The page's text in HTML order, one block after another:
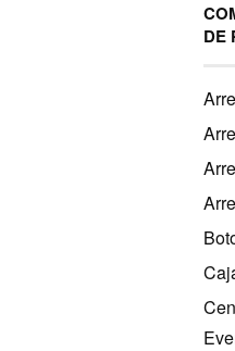
DE